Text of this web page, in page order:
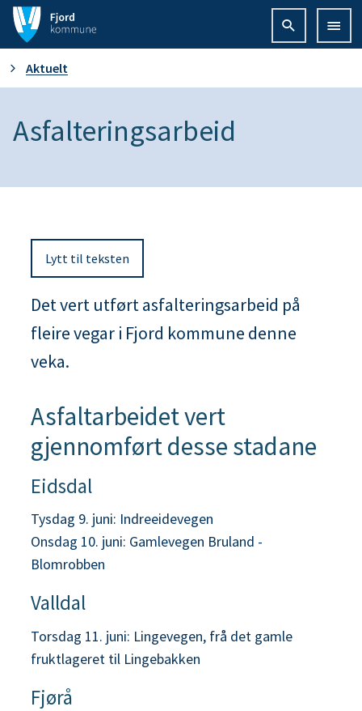
F
j
o
r
o
m
m
u
e
D
e
r
Aktuelt
Asfalteringsarbeid
Lytt til teksten
Det vert utført asfalteringsarbeid på
fleire vegar i Fjord kommune denne
veka.
Asfaltarbeidet vert
gjennomført desse stadane
Eidsdal
Tysdag 9. juni: Indreeidevegen
Onsdag 10. juni: Gamlevegen Bruland -
Blomrobben
Valldal
Torsdag 11. juni: Lingevegen, frå det gamle
fruktlageret til Lingebakken
Fjørå